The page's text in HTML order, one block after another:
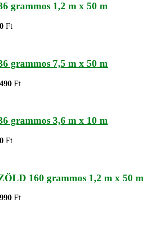
grammos 1,2 m x 50 m
Ft
grammos 7,5 m x 50 m
Ft
grammos 3,6 m x 10 m
Ft
160 grammos 1,2 m x 50 m
Ft